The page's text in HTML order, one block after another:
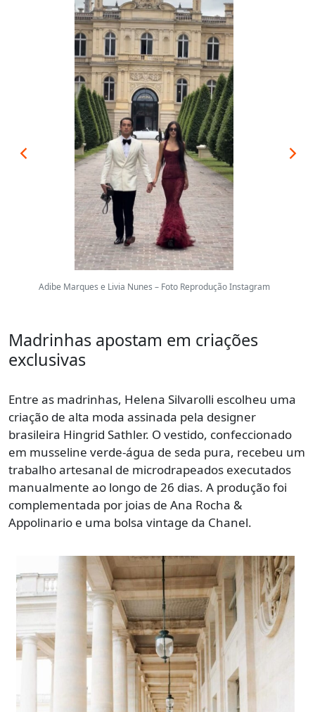
Adibe Marques e Livia Nunes – Foto Reprodução Instagram
Madrinhas apostam em criações
exclusivas
Entre as madrinhas, Helena Silvarolli escolheu uma
criação de alta moda assinada pela designer
brasileira Hingrid Sathler. O vestido, confeccionado
em musseline verde-água de seda pura, recebeu um
trabalho artesanal de microdrapeados executados
manualmente ao longo de 26 dias. A produção foi
complementada por joias de Ana Rocha &
Appolinario e uma bolsa vintage da Chanel.